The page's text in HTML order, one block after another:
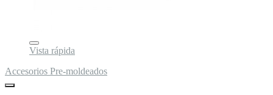
Vista rápida
Accesorios Pre-moldeados